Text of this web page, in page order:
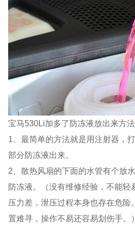
宝马530Li加多了防冻液放出来方法
1、最简单的方法就是用注射器，
部分防冻液出来。
2、散热风扇的下面的水管有个放
防冻液。（没有维修经验，不能轻
压力差，泄压过程本身也存在危险
置难寻，操作不易还容易划伤手。）